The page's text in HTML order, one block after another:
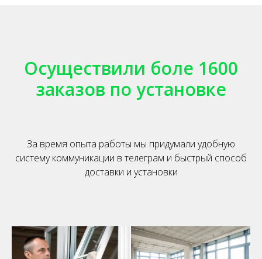
Осуществили боле 1600
заказов по установке
За время опыта работы мы придумали удобную
систему коммуникации в телеграм и быстрый способ
доставки и установки